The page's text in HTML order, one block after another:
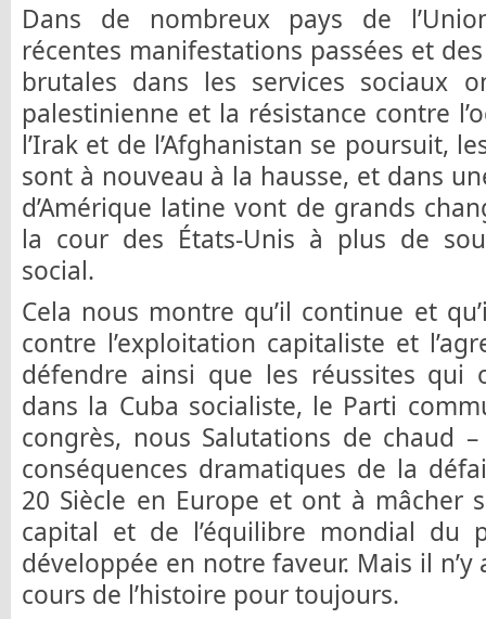
Dans de nombreux pays de
récentes manifestations passées et
brutales dans les services sociaux
palestinienne et la résistance contre
l’Irak et de l’Afghanistan se poursuit,
sont à nouveau à la hausse, et dans
d’Amérique latine vont de grands
la cour des États-Unis à plus de
social.
Cela nous montre qu’il continue et
contre l’exploitation capitaliste et
défendre ainsi que les réussites qui
dans la Cuba socialiste, le Parti
congrès, nous Salutations de chaud
conséquences dramatiques de la
20 Siècle en Europe et ont à mâcher
capital et de l’équilibre mondial du
développée en notre faveur. Mais il
cours de l’histoire pour toujours.